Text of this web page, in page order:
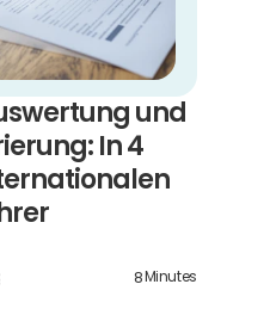
und
In 4
und-formulargenerierung
8Minutes